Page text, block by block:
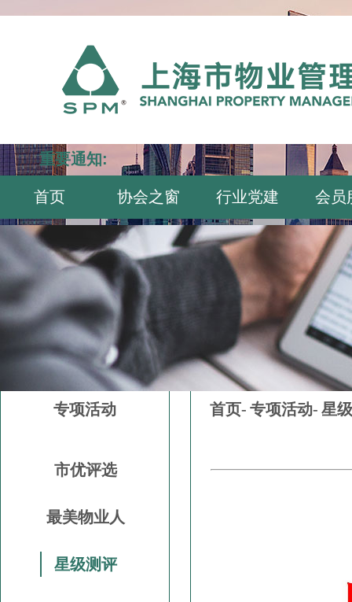
重要通知:
首页 协会之窗 行业党建 会员
专项活动
市优评选
最美物业人
星级测评
首页- 专项活动- 星